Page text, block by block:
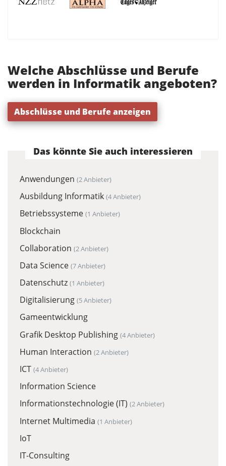
Welche Abschlüsse und Berufe
werden in Informatik angeboten?
Abschlüsse und Berufe anzeigen
Das könnte Sie auch interessieren
Anwendungen (2 Anbieter)
Ausbildung Informatik (4 Anbieter)
Betriebssysteme (1 Anbieter)
Blockchain
Collaboration (2 Anbieter)
Data Science (7 Anbieter)
Datenschutz (1 Anbieter)
Digitalisierung (5 Anbieter)
Gameentwicklung
Grafik Desktop Publishing (4 Anbieter)
Human Interaction (2 Anbieter)
ICT (4 Anbieter)
Information Science
Informationstechnologie (IT) (2 Anbieter)
Internet Multimedia (1 Anbieter)
IoT
IT-Consulting